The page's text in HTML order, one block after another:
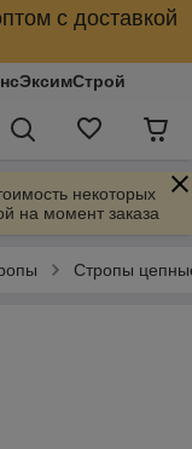
с доставкой
некоторых
на момент заказа
Стропы